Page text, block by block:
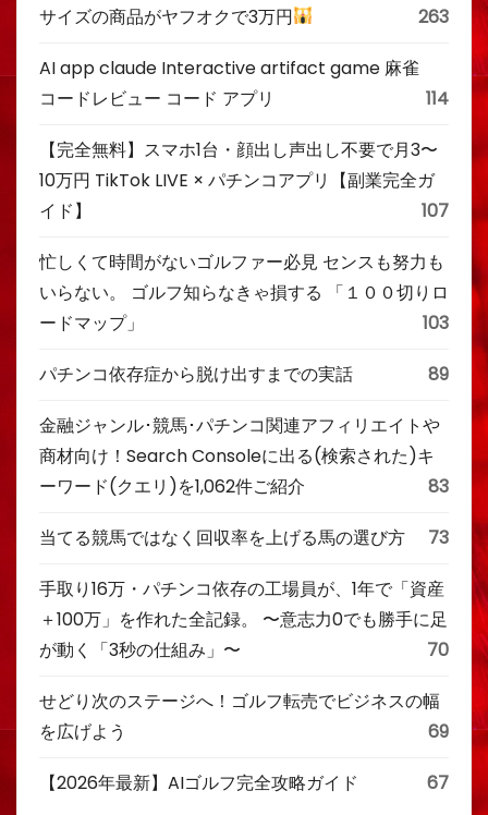
サイズの商品がヤフオクで3万円
263
AI app claude Interactive artifact game 麻雀
コードレビュー コード アプリ
114
【完全無料】スマホ1台・顔出し声出し不要で月3〜
10万円 TikTok LIVE × パチンコアプリ【副業完全ガ
イド】
107
忙しくて時間がないゴルファー必見 センスも努力も
いらない。 ゴルフ知らなきゃ損する 「１００切りロ
ードマップ」
103
パチンコ依存症から脱け出すまでの実話 89
金融ジャンル･競馬･パチンコ関連アフィリエイトや
商材向け！Search Consoleに出る(検索された)キ
ーワード(クエリ)を1,062件ご紹介
83
当てる競馬ではなく回収率を上げる馬の選び方 73
手取り16万・パチンコ依存の工場員が、1年で「資産
＋100万」を作れた全記録。 〜意志力0でも勝手に足
が動く「3秒の仕組み」〜
70
せどり次のステージへ！ゴルフ転売でビジネスの幅
を広げよう
69
【2026年最新】AIゴルフ完全攻略ガイド 67